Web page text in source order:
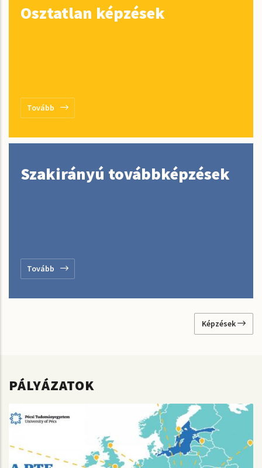
Osztatlan képzések
Tovább
Szakirányú továbbképzések
Tovább
Képzések
PÁLYÁZATOK